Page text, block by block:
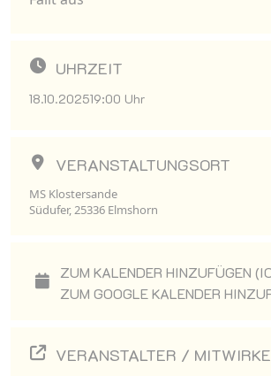
UHRZEIT
18.10.202519:00 Uhr
VERANSTALTUNGSORT
MS Klostersande
Südufer, 25336 Elmshorn
ZUM KALENDER HINZUFÜGEN
ZUM GOOGLE KALENDER
VERANSTALTER /